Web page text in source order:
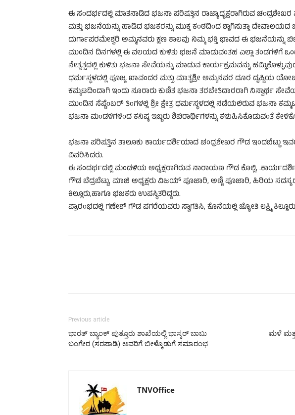
ಈ ಸಂದರ್ಭದಲ್ಲಿ ಮಾತನಾಡಿದ ಭಜನಾ ಪರಿಷತ್ತಿನ ರಾಜ್ಯಾಧ್ಯಕ್ಷರಾಗಿರುವ
ಮತ್ತು ಭಜನೆಯನ್ನು ಹಾಡಿದ ಭಜಕರನ್ನು ಮುಕ್ತ ಕಂಠದಿಂದ ಶ್ಲಾಗಿಸುತ್ತಾ
ದುರ್ಗಾಪರಮೇಶ್ವರಿ ಅಮ್ಮನವರು ಕ್ಷಣ ಕಾಲವು ನಿಮ್ಮ ಭಕ್ತಿ ಭಾವದ ಈ ಭಜನೆಯನ್ನು
ಮುಂದಿನ ದಿನಗಳಲ್ಲಿ ಈ ವಲಯದ ಕುಳಿತು ಭಜನೆ ಮಾಡುವಂತಹ ಎಲ್ಲಾ ತಂಡಗಳಿಗೆ
ನೇತೃತ್ವದಲ್ಲಿ ಕುಳಿತು ಭಜನಾ ಸೇವೆಯನ್ನು ಮಾಡುವ ಕಾರ್ಯಕ್ರಮವನ್ನು
ಧರ್ಮಸ್ಥಳದಲ್ಲಿ ಪೂಜ್ಯ ಖಾವಂದರ ಮತ್ತು ಮಾತೃಶ್ರೀ ಅಮ್ಮನವರ ದೂರ
ಕಮ್ಮಟದಿಂದಾಗಿ ಇಂದು ನೂರಾರು ಕುಣಿತ ಭಜನಾ ತರಬೇತಿದಾರರಾಗಿ ನಿಸ್ವಾರ್ಥ
ಮುಂದಿನ ಸೆಪ್ಟೆಂಬರ್ ತಿಂಗಳಲ್ಲಿ ಶ್ರೀ ಕ್ಷೇತ್ರ ಧರ್ಮಸ್ಥಳದಲ್ಲಿ ನಡೆಯಲಿರುವ ಭಜನಾ
ಭಜನಾ ಮಂಡಳಿಗಳಿಂದ ಕನಿಷ್ಠ ಇಬ್ಬರು ಶಿಬಿರಾರ್ಥಿಗಳನ್ನು ಕಳುಹಿಸಿಕೊಡುವಂತೆ‌
ಭಜನಾ ಪರಿಷತ್ತಿನ ತಾಲೂಕು ಕಾರ್ಯದರ್ಶಿಯಾದ ಚಂದ್ರಶೇಖರ ಗೌಡ ಇಂದಬೆಟ್ಟು
ವಿವರಿಸಿದರು.
ಈ ಸಂದರ್ಭದಲ್ಲಿ ಮಂಡಳಿಯ ಅಧ್ಯಕ್ಷರಾಗಿರುವ ನಾರಾಯಣ ಗೌಡ ಕೊಲ್ಲಿ,
ಗೌಡ ಬೆದ್ರಬೆಟ್ಟು, ಮಾಜಿ ಅಧ್ಯಕ್ಷರು ವಿಜಯ್ ಪೂಜಾರಿ, ಅಣ್ಣಿ ಪೂಜಾರಿ, ಹಿರಿಯ
ಕಿಲ್ಲೂರು,ಹಾಗೂ ಭಜಕರು ಉಪಸ್ಥಿತರಿದ್ದರು.
ಪ್ರಾರಂಭದಲ್ಲಿ ಗಣೇಶ್ ಗೌಡ ಪಗರೆಯವರು ಸ್ವಾಗತಿಸಿ, ಕೊನೆಯಲ್ಲಿ ಜ್ಯೋತಿ ಲಕ್ಷ್ಮಿ
Previous article
ಭಾರತ್ ಬ್ಯಾಂಕ್ ಪುತ್ತೂರು ಶಾಖೆಯಲ್ಲಿ ಭಾಸ್ಕರ್ ಬಾಬು
ಬಂಗೇರ (ಸರಪಾಡಿ) ಅವರಿಗೆ ಬೀಳ್ಕೊಡುಗೆ ಸಮಾರಂಭ
ಮಳೆ
TNVOffice